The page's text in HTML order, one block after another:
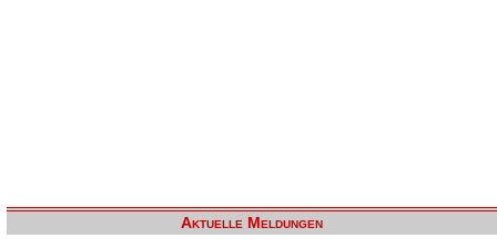
Aktuelle Meldungen